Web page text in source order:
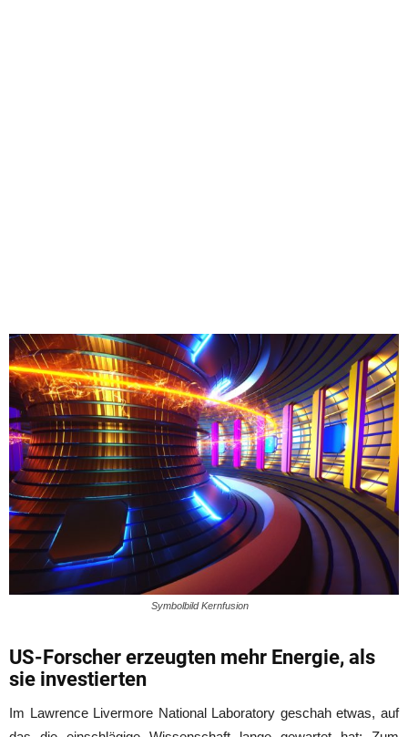
Symbolbild Kernfusion
US-Forscher erzeugten mehr Energie, als
sie investierten
Im Lawrence Livermore National Laboratory geschah etwas, auf